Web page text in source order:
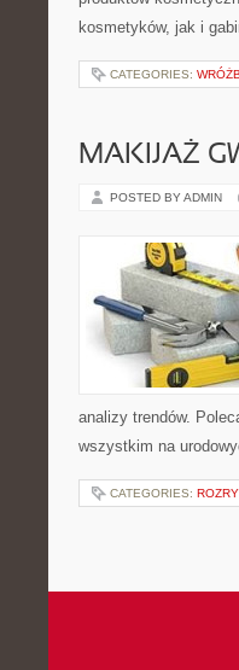
kosmetyków, jak i
CATEGORIES:
MAKIJAŻ
POSTED BY ADMIN
analizy trendów.
wszystkim na
CATEGORIES: